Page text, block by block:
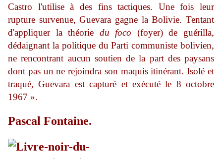
Castro l'utilise à des fins tactiques. Une fois leur
rupture survenue, Guevara gagne la Bolivie. Tentant
d'appliquer la théorie du foco
(foyer) de guérilla,
dédaignant la politique du Parti communiste bolivien,
ne rencon­trant aucun soutien de la part des paysans
dont pas un ne rejoindra son maquis itinérant. Isolé et
traqué, Guevara est capturé et exécuté le 8 octobre
1967 ».
Pascal Fontaine.